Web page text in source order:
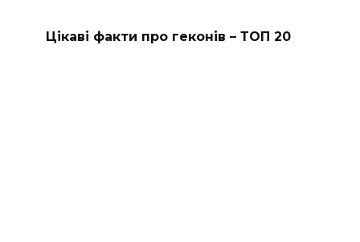
Цікаві факти про геконів – ТОП 20